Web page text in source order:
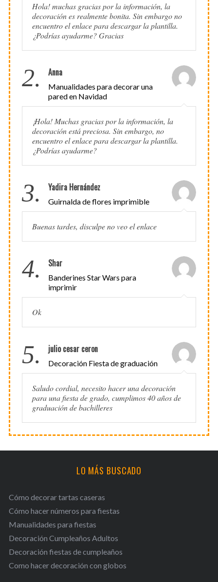
Hola! muchas gracias por la información, la
decoración es realmente bonita. Sin embargo no
encuentro el enlace para descargar la plantilla.
¿Podrías ayudarme? Gracias
2. Anna
Manualidades para decorar una
pared en Navidad
¡Hola! Muchas gracias por la información, la
decoración está preciosa. Sin embargo, no
encuentro el enlace para descargar la plantilla.
¿Podrías ayudarme?
3. Yadira Hernández
Guirnalda de flores imprimible
Buenas tardes, disculpe no veo el enlace
4. Shar
Banderines Star Wars para
imprimir
Ok
5. julio cesar ceron
Decoración Fiesta de graduación
Saludo cordial, necesito hacer una decoración
para una fiesta de grado, cumplimos 40 años de
graduación de bachilleres
LO MÁS BUSCADO
Cómo decorar tartas caseras
Cómo hacer números para fiestas
Manualidades para fiestas
Decoración Cumpleaños Adultos
Decoración fiestas de cumpleaños
Como hacer decoración con globos